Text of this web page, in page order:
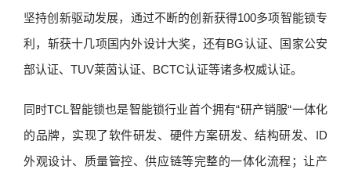
坚持创新驱动发展，通过不断的创新获得100多项智能锁专
利，斩获十几项国内外设计大奖，还有BG认证、国家公安
部认证、TUV莱茵认证、BCTC认证等诸多权威认证。
同时TCL智能锁也是智能锁行业首个拥有“研产销服“一体化
的品牌，实现了软件研发、硬件方案研发、结构研发、ID
外观设计、质量管控、供应链等完整的一体化流程；让产